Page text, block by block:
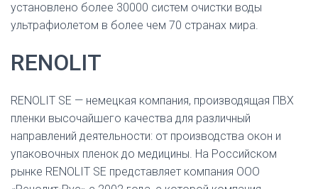
установлено более 30000 систем очистки воды
ультрафиолетом в более чем 70 странах мира.
RENOLIT
RENOLIT SE — немецкая компания, производящая ПВХ
пленки высочайшего качества для различный
направлений деятельности: от производства окон и
упаковочных пленок до медицины. На Российском
рынке RENOLIT SE представляет компания ООО